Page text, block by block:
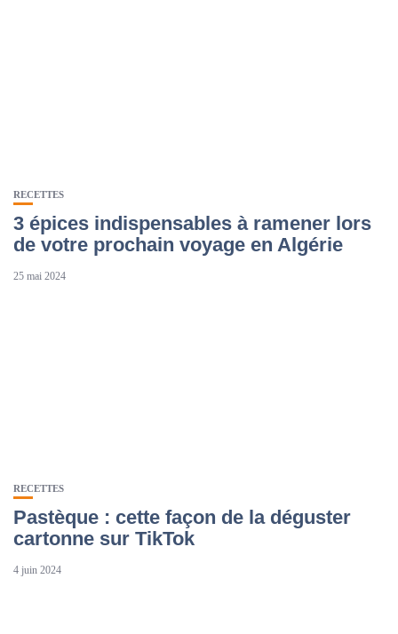
RECETTES
3 épices indispensables à ramener lors
de votre prochain voyage en Algérie
25 mai 2024
RECETTES
Pastèque : cette façon de la déguster
cartonne sur TikTok
4 juin 2024